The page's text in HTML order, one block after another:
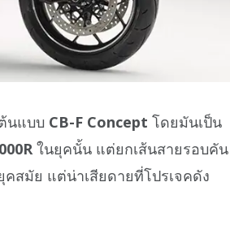
นแบบ CB-F Concept โดยมันเป็น
ในยุคนั้น แต่ยกเส้นสายรอบคัน
คสมัย แต่น่าเสียดายที่โปรเจคดัง